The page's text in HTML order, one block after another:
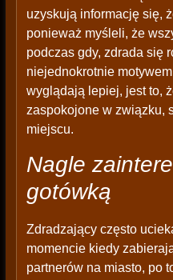
uzyskują informację się,
ponieważ myśleli, że
podczas gdy, zdrada się
niejednokrotnie
wyglądają lepiej, jest to,
zaspokojone w związku,
miejscu.
Nagle
gotówką
Zdradzający często
momencie kiedy
partnerów na miasto, po